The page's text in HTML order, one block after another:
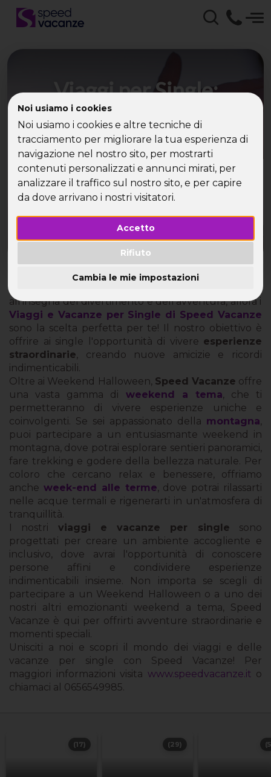
Noi usiamo i cookies
Noi usiamo i cookies e altre tecniche di
tracciamento per migliorare la tua esperienza di
navigazione nel nostro sito, per mostrarti
contenuti personalizzati e annunci mirati, per
analizzare il traffico sul nostro sito, e per capire
da dove arrivano i nostri visitatori.
Accetto
Rifiuto
Cambia le mie impostazioni
Viaggi per Single:
Weekend Halloween e
Avventure Tematiche
con Speed Vacanze
Esplora un Mondo di Divertimento e Conoscenze
nei Weekend per Single
Weekend Halloween
all'insegna del divertimento e dell'avventura, allora i
Viaggi e Vacanze per Single di Speed Vacanze
sono la scelta perfetta per te! Il nostro obiettivo è
offrire ai single l'opportunità di vivere esperienze
straordinarie, creando nuove amicizie e ricordi
indimenticabili.
Oltre ai Weekend Halloween, Speed Vacanze offre
una vasta gamma di weekend a tema, che ti
permetteranno di vivere esperienze uniche e
coinvolgenti. Se sei appassionato della montagna,
puoi partecipare a un entusiasmante weekend in
montagna, dove potrai esplorare sentieri panoramici,
fare trekking e godere della bellezza naturale. Per
coloro che cercano relax e benessere, offriamo
anche week-end alle terme, dove potrai rilassarti
nelle acque termali e rigenerarti in un'atmosfera di
tranquillità.
I nostri viaggi e vacanze per single sono
progettati per creare un ambiente accogliente e
inclusivo, dove avrai l'opportunità di conoscere
persone affini e condividere esperienze
indimenticabili insieme. Non importa se scegli di
partecipare a un Weekend Halloween o a uno dei
nostri altri emozionanti weekend a tema, Speed
Vacanze è qui per offrirti avventure straordinarie e
momenti speciali.
Unisciti a noi e scopri il mondo dei viaggi e delle
vacanze per single con Speed Vacanze! Per
maggiori informazioni visita www.speedvacanze.it o
chiamaci al 0656549985.
(17) (29)